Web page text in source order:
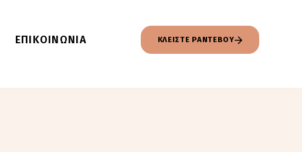
ΕΠΙΚΟΙΝΩΝΙΑ ΚΛΕΙΣΤΕ ΡΑΝΤΕΒΟΥ